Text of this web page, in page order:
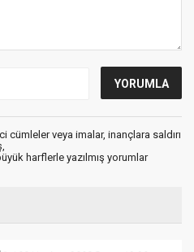
cümleler veya imalar, inançlara saldırı
harflerle yazılmış yorumlar